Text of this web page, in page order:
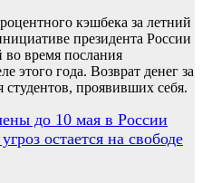
кэшбека за летний
президента России
время послания
этого года. Возврат денег за
проявивших себя.
до 10 мая в России
остается на свободе